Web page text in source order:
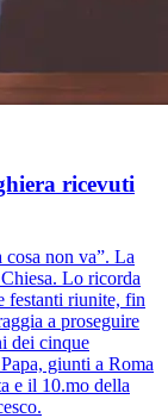
ricevuti
cosa non va”. La
Lo ricorda
festanti riunite, fin
a proseguire
dei cinque
giunti a Roma
e il 10.mo della